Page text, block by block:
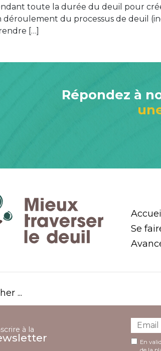
toute la durée du deuil pour
déroulement du processus de deuil
[…]
Répondez à
Se
à la
En